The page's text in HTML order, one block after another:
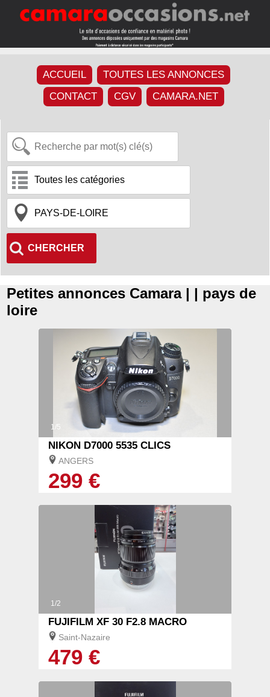
ACCUEIL
TOUTES LES ANNONCES
CONTACT
CGV CAMARA.NET
CHERCHER
Petites annonces Camara | | pays de
loire
1/5
NIKON D7000 5535 CLICS
ANGERS
299 €
1/2
FUJIFILM XF 30 F2.8 MACRO
Saint-Nazaire
479 €